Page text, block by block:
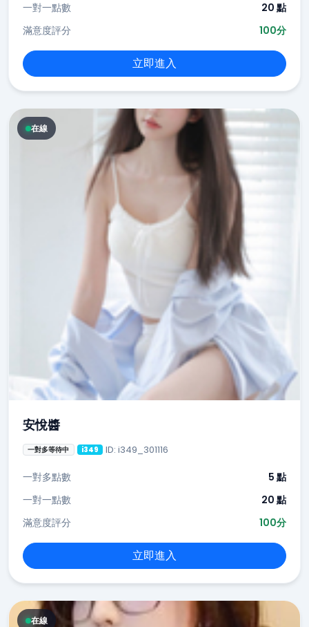
一對一點數
20 點
滿意度評分
100分
立即進入
在線
安悅醬
一對多等待中 i349 ID: i349_301116
一對多點數
5 點
一對一點數
20 點
滿意度評分
100分
立即進入
在線